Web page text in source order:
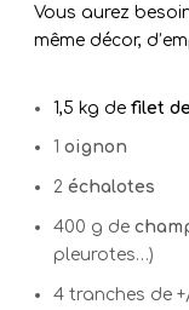
Vous aurez
même décor,
1,5 kg defilet
1oignon
2 échalotes
400 g de
pleurotes…)
4 tranches de